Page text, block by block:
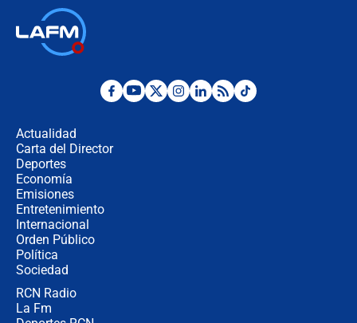
¿Por qué De la Espriella gobernará
Actualidad
Carta del Director
Deportes
Economía
Emisiones
Entretenimiento
Internacional
Orden Público
Política
Sociedad
RCN Radio
La Fm